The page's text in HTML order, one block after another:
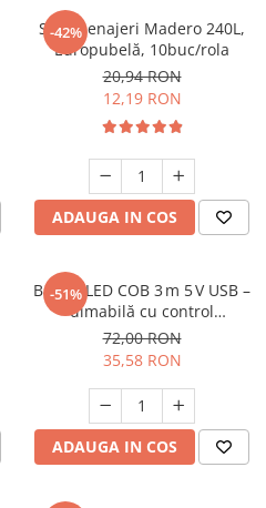
-42%
Saci menajeri Madero 240L,
Europubelă, 10buc/rola
20,94 RON
12,19 RON
ADAUGA IN COS
-51%
Bandă LED COB 3 m 5 V USB –
dimabilă cu control
touch/wave, alb cald, IP67
72,00 RON
35,58 RON
ADAUGA IN COS